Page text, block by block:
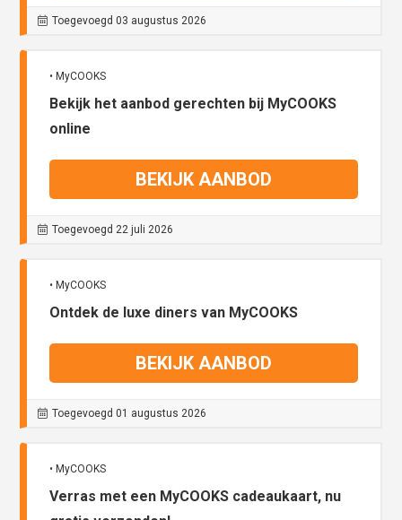
Toegevoegd 03 augustus 2026
• MyCOOKS
Bekijk het aanbod gerechten bij MyCOOKS
online
BEKIJK AANBOD
Toegevoegd 22 juli 2026
• MyCOOKS
Ontdek de luxe diners van MyCOOKS
BEKIJK AANBOD
Toegevoegd 01 augustus 2026
• MyCOOKS
Verras met een MyCOOKS cadeaukaart, nu